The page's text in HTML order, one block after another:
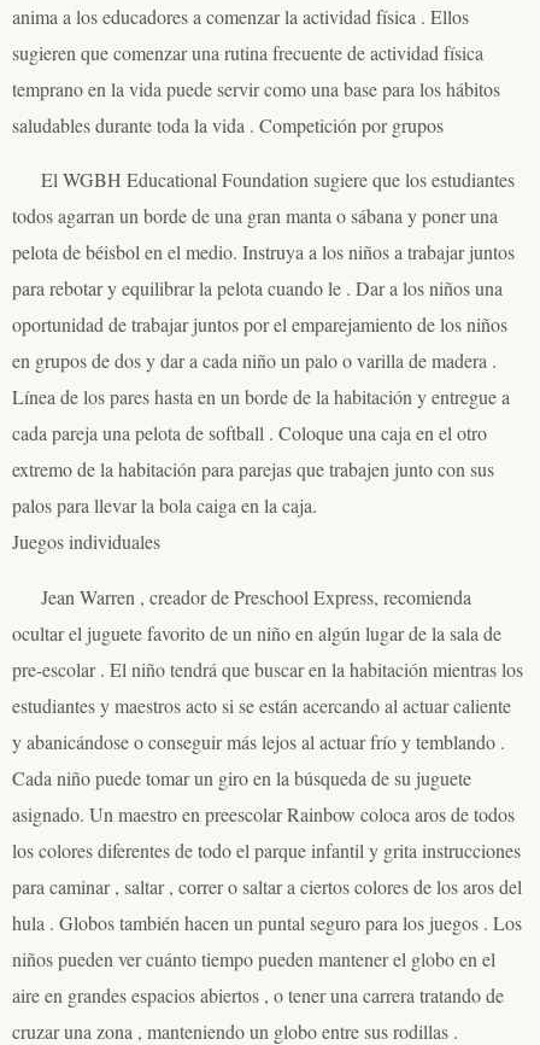
anima a los educadores a comenzar la actividad física . Ellos
sugieren que comenzar una rutina frecuente de actividad física
temprano en la vida puede servir como una base para los hábitos
saludables durante toda la vida . Competición por grupos
El WGBH Educational Foundation sugiere que los estudiantes
todos agarran un borde de una gran manta o sábana y poner una
pelota de béisbol en el medio. Instruya a los niños a trabajar juntos
para rebotar y equilibrar la pelota cuando le . Dar a los niños una
oportunidad de trabajar juntos por el emparejamiento de los niños
en grupos de dos y dar a cada niño un palo o varilla de madera .
Línea de los pares hasta en un borde de la habitación y entregue a
cada pareja una pelota de softball . Coloque una caja en el otro
extremo de la habitación para parejas que trabajen junto con sus
palos para llevar la bola caiga en la caja.
Juegos individuales
Jean Warren , creador de Preschool Express, recomienda
ocultar el juguete favorito de un niño en algún lugar de la sala de
pre-escolar . El niño tendrá que buscar en la habitación mientras los
estudiantes y maestros acto si se están acercando al actuar caliente
y abanicándose o conseguir más lejos al actuar frío y temblando .
Cada niño puede tomar un giro en la búsqueda de su juguete
asignado. Un maestro en preescolar Rainbow coloca aros de todos
los colores diferentes de todo el parque infantil y grita instrucciones
para caminar , saltar , correr o saltar a ciertos colores de los aros del
hula . Globos también hacen un puntal seguro para los juegos . Los
niños pueden ver cuánto tiempo pueden mantener el globo en el
aire en grandes espacios abiertos , o tener una carrera tratando de
cruzar una zona , manteniendo un globo entre sus rodillas .